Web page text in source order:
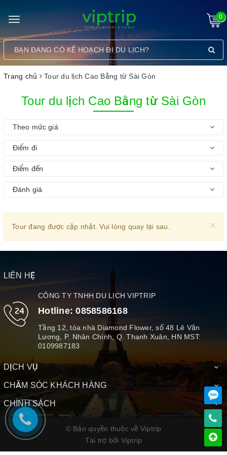
Toggle
navigation
0
Trang chủ Tour du lịch Cao Bằng từ Sài Gòn
Tour du lịch Cao Bằng từ Sài Gòn
Theo mức giá
Điểm đi
Điểm đến
Đánh giá
×
Tour đang được cập nhật. Vui lòng quay lại sau.
LIÊN HỆ
CÔNG TY TNHH DU LỊCH VIPTRIP
Hotline:0858586168
Tầng 12, tòa nhà Diamond Flower, số 48 Lê Văn
Lương, P. Nhân Chính, Q. Thanh Xuân, HN MST:
0109987183
DỊCH VỤ
CHĂM SÓC KHÁCH HÀNG
CHÍNH SÁCH
© Bản quyền thuộc về Viptrip
Tài trợ bởi Viptrip